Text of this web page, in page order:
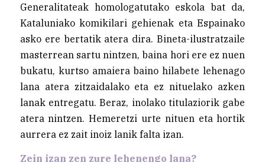
Generalitateak homologatutako eskola bat da,
Kataluniako komikilari gehienak eta Espainako
asko ere bertatik atera dira. Bineta-ilustratzaile
masterrean sartu nintzen, baina hori ere ez nuen
bukatu, kurtso amaiera baino hilabete lehenago
lana atera zitzaidalako eta ez nituelako azken
lanak entregatu. Beraz, inolako titulaziorik gabe
atera nintzen. Hemeretzi urte nituen eta hortik
aurrera ez zait inoiz lanik falta izan.
Zein izan zen zure lehenengo lana?